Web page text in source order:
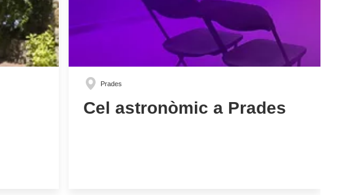
Prades
Cel astronòmic a Prades